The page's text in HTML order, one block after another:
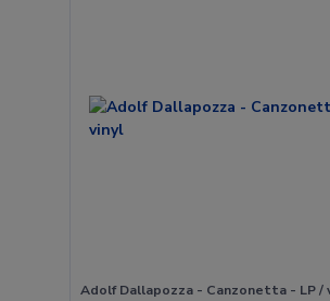
Adolf Dallapozza - Canzonetta - LP /